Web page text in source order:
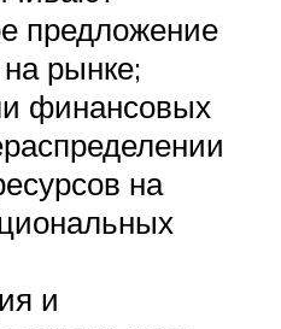
предложение
рынке;
финансовых
на
и